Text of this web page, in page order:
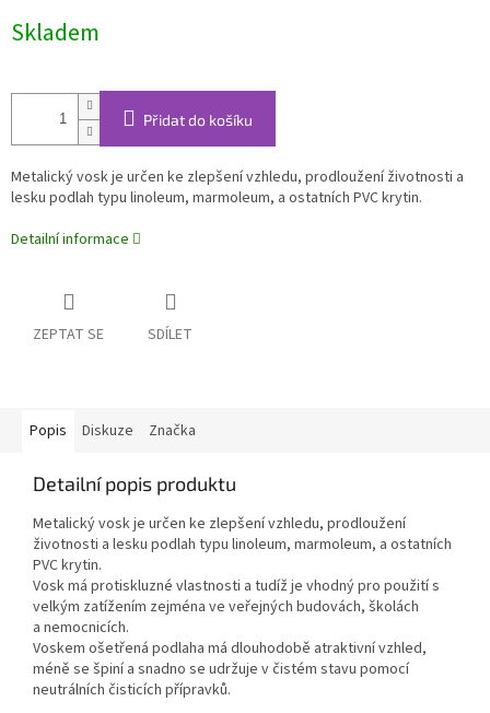
Skladem
Přidat do košíku
Metalický vosk je určen ke zlepšení vzhledu, prodloužení životnosti a
lesku podlah typu linoleum, marmoleum, a ostatních PVC krytin.
Detailní informace
ZEPTAT SE SDÍLET
Popis Diskuze Značka
Detailní popis produktu
Metalický vosk je určen ke zlepšení vzhledu, prodloužení
životnosti a lesku podlah typu linoleum, marmoleum, a ostatních
PVC krytin.
Vosk má protiskluzné vlastnosti a tudíž je vhodný pro použití s
velkým zatížením zejména ve veřejných budovách, školách
a nemocnicích.
Voskem ošetřená podlaha má dlouhodobě atraktivní vzhled,
méně se špiní a snadno se udržuje v čistém stavu pomocí
neutrálních čisticích přípravků.